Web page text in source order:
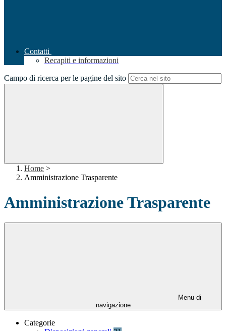
Contatti
Recapiti e informazioni
Campo di ricerca per le pagine del sito
Home >
Amministrazione Trasparente
Amministrazione Trasparente
Menu di
navigazione
Categorie